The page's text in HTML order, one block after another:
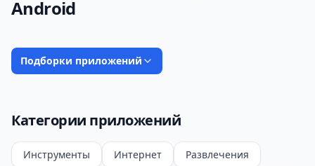
Android
Подборки приложений
Категории приложений
Инструменты Интернет
Развлечения